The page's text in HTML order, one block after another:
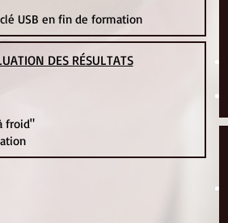
USB en fin de formation
DES RÉSULTATS
froid"